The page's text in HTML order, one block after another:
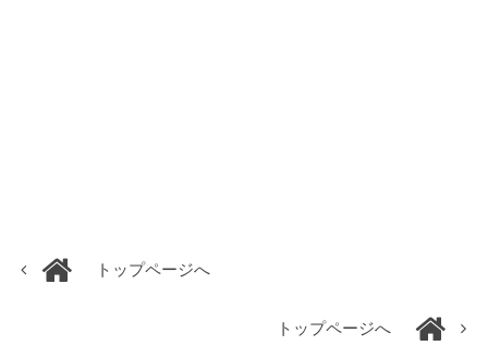
トップページへ
トップページへ